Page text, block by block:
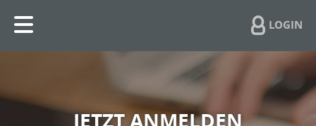
LOGIN
JETZT ANMELDEN